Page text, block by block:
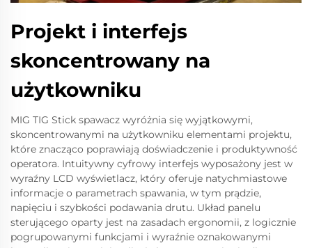
Projekt i interfejs
skoncentrowany na
użytkowniku
MIG TIG Stick spawacz wyróżnia się wyjątkowymi,
skoncentrowanymi na użytkowniku elementami projektu,
które znacząco poprawiają doświadczenie i produktywność
operatora. Intuitywny cyfrowy interfejs wyposażony jest w
wyraźny LCD wyświetlacz, który oferuje natychmiastowe
informacje o parametrach spawania, w tym prądzie,
napięciu i szybkości podawania drutu. Układ panelu
sterującego oparty jest na zasadach ergonomii, z logicznie
pogrupowanymi funkcjami i wyraźnie oznakowanymi